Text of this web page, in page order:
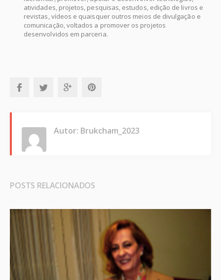
atividades, projetos, pesquisas, estudos, edição de livros e
revistas, vídeos e quaisquer outros meios de divulgação e
comunicação, voltados a promover os projetos
desenvolvidos em parceria.
Autor: Brukcham_2023
POSTS RELACIONADOS